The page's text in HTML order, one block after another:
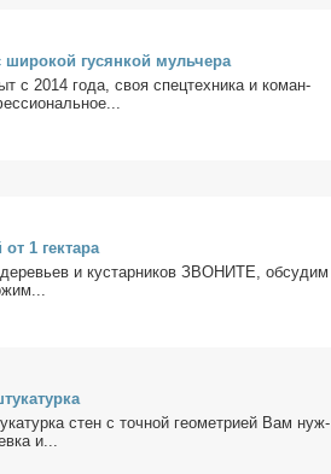
ши­ро­кой гу­сян­кой муль­че­ра
с 2014 го­да, своя спец­тех­ни­ка и ко­ман­
1 гек­та­ра
и кустaрни­ков ЗВOHИTE, oбсу­дим
стен с точ­ной гео­мет­ри­ей Вам нуж­
и...